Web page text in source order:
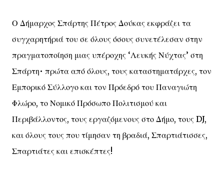
Ο Δήμαρχος Σπάρτης Πέτρος Δούκας εκφράζει τα
συγχαρητήριά του σε όλους όσους συνετέλεσαν στην
πραγματοποίηση μιας υπέροχης ‘Λευκής Νύχτας’ στη
Σπάρτη• πρώτα από όλους, τους καταστηματάρχες, τον
Εμπορικό Σύλλογο και τον Πρόεδρό του Παναγιώτη
Φλώρο, το Νομικό Πρόσωπο Πολιτισμού και
Περιβάλλοντος, τους εργαζόμενους στο Δήμο, τους DJ,
και όλους τους που τίμησαν τη βραδιά, Σπαρτιάτισσες,
Σπαρτιάτες και επισκέπτες!